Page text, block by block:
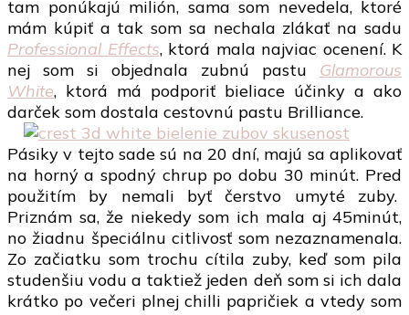
Crest
3D
White
tam ponúkajú milión, sama som nevedela, ktoré
mám kúpiť a tak som sa nechala zlákať na sadu
Professional Effects, ktorá mala najviac ocenení. K
nej som si objednala zubnú pastu Glamorous
White, ktorá má podporiť bieliace účinky a ako
darček som dostala cestovnú pastu Brilliance.
Pásiky v tejto sade sú na 20 dní, majú sa aplikovať
na horný a spodný chrup po dobu 30 minút. Pred
použitím by nemali byť čerstvo umyté zuby.
Priznám sa, že niekedy som ich mala aj 45minút,
no žiadnu špeciálnu citlivosť som nezaznamenala.
Zo začiatku som trochu cítila zuby, keď som pila
studenšiu vodu a taktiež jeden deň som si ich dala
krátko po večeri plnej chilli papričiek a vtedy som